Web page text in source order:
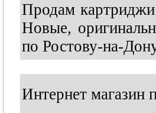
Продам
Новые,
по Ростову-на-
Интернет магазин